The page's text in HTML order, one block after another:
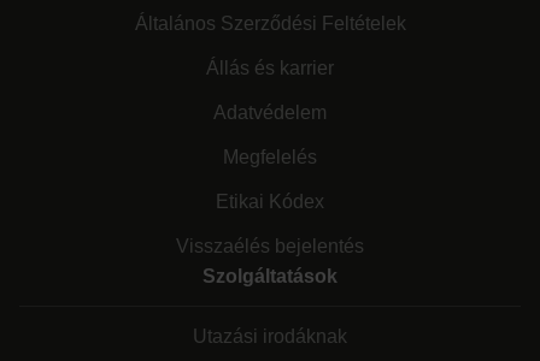
Általános Szerződési Feltételek
Állás és karrier
Adatvédelem
Megfelelés
Etikai Kódex
Visszaélés bejelentés
Szolgáltatások
Utazási irodáknak